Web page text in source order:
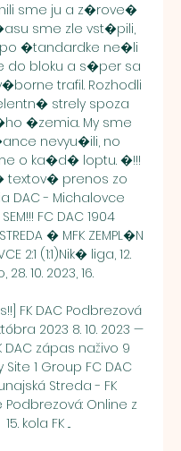
sme ju a z�rove�
sme zle vst�pili,
�tandardke ne�li
do bloku a s�per sa
trafil. Rozhodli
strely spoza
�zemia. My sme
nevyu�ili, no
o ka�d� loptu. �!!!
textov� prenos zo
DAC - Michalovce
FC DAC 1904
� MFK ZEMPL�N
2:1 (1:1)Nik� liga, 12.
28. 10. 2023, 16.
FK DAC Podbrezová
2023 8. 10. 2023 —
DAC zápas naživo 9
Site 1 Group FC DAC
Streda - FK
Podbrezová: Online z
15. kola FK ...